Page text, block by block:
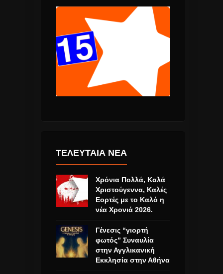
ΤΕΛΕΥΤΑΙΑ ΝΕΑ
Χρόνια Πολλά, Καλά
Χριστούγεννα, Καλές
Εορτές με το Καλό η
νέα Χρονιά 2026.
Γένεσις “γιορτή
φωτός” Συναυλία
στην Αγγλικανική
Εκκλησία στην Αθήνα